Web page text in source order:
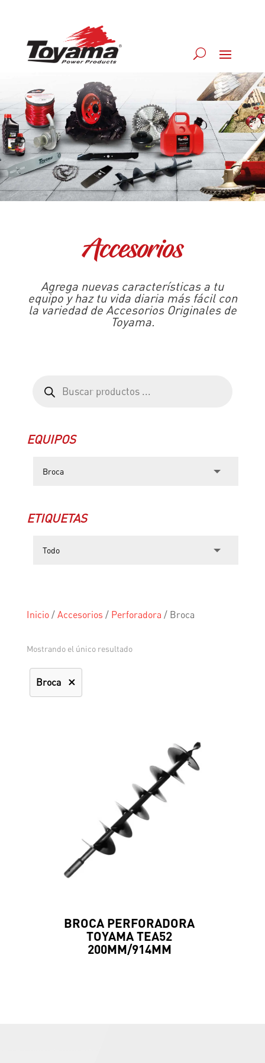
Accesorios
Agrega nuevas características a tu
equipo y haz tu vida diaria más fácil con
la variedad de Accesorios Originales de
Toyama.
productos
EQUIPOS
ETIQUETAS
Inicio/ Accesorios / Perforadora / Broca
Mostrando el único resultado
Broca
BROCA PERFORADORA
TOYAMA TEA52
200MM/914MM